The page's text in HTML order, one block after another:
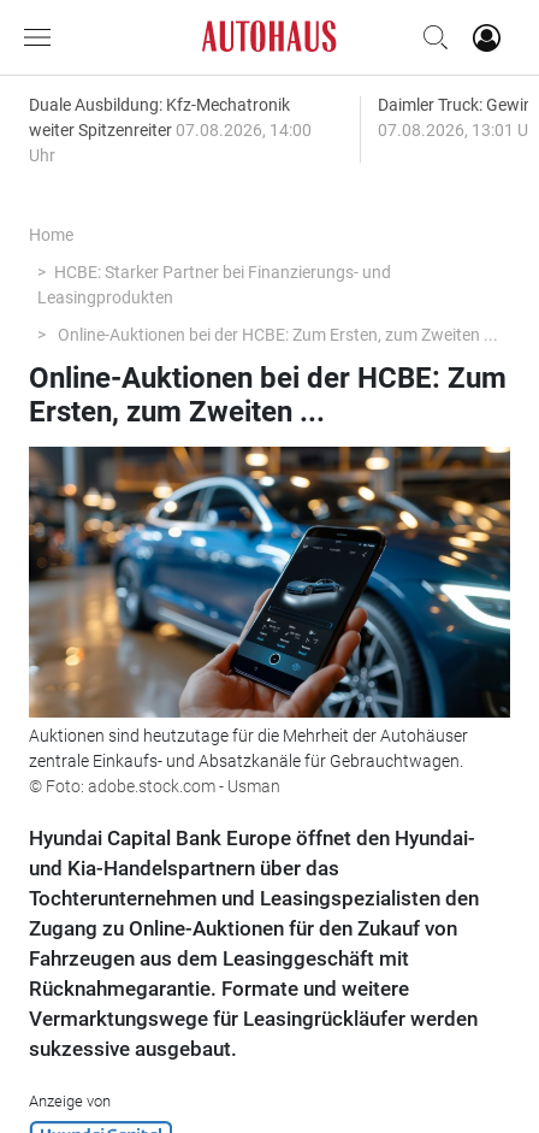
Duale Ausbildung: Kfz-Mechatronik
weiter Spitzenreiter 07.08.2026, 14:00
Uhr
Daimler Truck:
07.08.2026, 13:01
Home
HCBE: Starker Partner bei Finanzierungs- und
Leasingprodukten
Online-Auktionen bei der HCBE: Zum Ersten, zum Zweiten ...
Online-Auktionen bei der HCBE: Zum
Ersten, zum Zweiten ...
Auktionen sind heutzutage für die Mehrheit der Autohäuser
zentrale Einkaufs- und Absatzkanäle für Gebrauchtwagen.
© Foto: adobe.stock.com - Usman
Hyundai Capital Bank Europe öffnet den Hyundai-
und Kia-Handelspartnern über das
Tochterunternehmen und Leasingspezialisten den
Zugang zu Online-Auktionen für den Zukauf von
Fahrzeugen aus dem Leasinggeschäft mit
Rücknahmegarantie. Formate und weitere
Vermarktungswege für Leasingrückläufer werden
sukzessive ausgebaut.
Anzeige von